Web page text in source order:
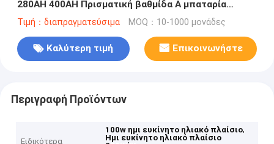
280AH 400AH Πρισματική βαθμίδα Α μπαταρία
λιθίου κύτταρα για EV / ηλιακό σύστημα
Τιμή：διαπραγματεύσιμα MOQ：10-1000 μονάδες
Καλύτερη τιμή Επικοινωνήστε
Περιγραφή Προϊόντων
Ειδικότερα
100w ημι ευκίνητο ηλιακό πλαίσιο,
Ημι ευκίνητο ηλιακό πλαίσιο